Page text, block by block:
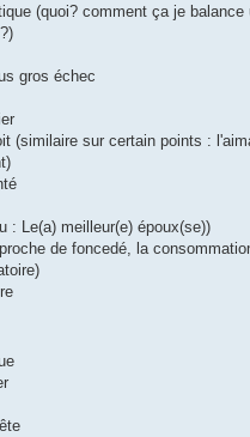
(quoi? comment ça je balance
gros échec
(similaire sur certain points :
: Le(a) meilleur(e) époux(se))
de foncedé, la